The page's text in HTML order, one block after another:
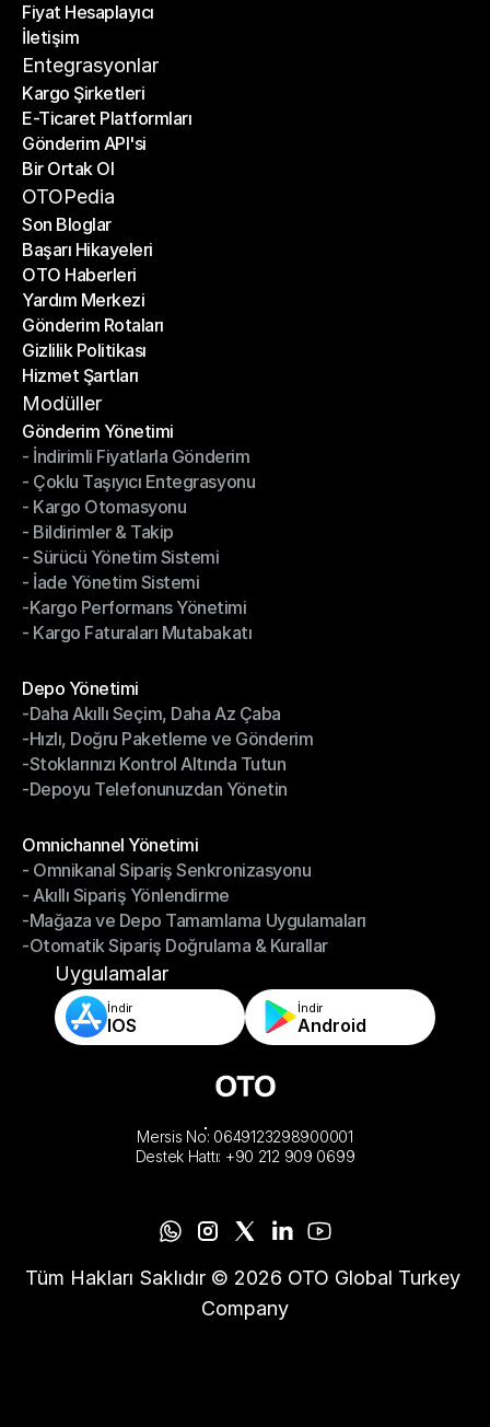
Planlar
Fiyat Hesaplayıcı
Fiyat Hesaplayıcı
İletişim
İletişim
Entegrasyonlar
Kargo Şirketleri
Kargo Şirketleri
E-Ticaret Platformları
E-Ticaret Platformları
Gönderim API'si
Gönderim API'si
Bir Ortak Ol
Bir Ortak Ol
OTOPedia
Son Bloglar
Son Bloglar
Başarı Hikayeleri
Başarı Hikayeleri
OTO Haberleri
OTO Haberleri
Yardım Merkezi
Yardım Merkezi
Gönderim Rotaları
Gönderim Rotaları
Gizlilik Politikası
Gizlilik Politikası
Hizmet Şartları
Hizmet Şartları
Modüller
Gönderim Yönetimi
Gönderim Yönetimi
- İndirimli Fiyatlarla Gönderim
- İndirimli Fiyatlarla Gönderim
- Çoklu Taşıyıcı Entegrasyonu
- Çoklu Taşıyıcı Entegrasyonu
- Kargo Otomasyonu
- Kargo Otomasyonu
- Bildirimler & Takip
- Bildirimler & Takip
- Sürücü Yönetim Sistemi
- Sürücü Yönetim Sistemi
- İade Yönetim Sistemi
- İade Yönetim Sistemi
-Kargo Performans Yönetimi
-Kargo Performans Yönetimi
- Kargo Faturaları Mutabakatı
Depo Yönetimi
Depo Yönetimi
-Daha Akıllı Seçim, Daha Az Çaba
-Daha Akıllı Seçim, Daha Az Çaba
-Hızlı, Doğru Paketleme ve Gönderim
-Hızlı, Doğru Paketleme ve Gönderim
-Stoklarınızı Kontrol Altında Tutun
-Stoklarınızı Kontrol Altında Tutun
-Depoyu Telefonunuzdan Yönetin
Omnichannel Yönetimi
Omnichannel Yönetimi
- Omnikanal Sipariş Senkronizasyonu
- Omnikanal Sipariş Senkronizasyonu
- Akıllı Sipariş Yönlendirme
- Akıllı Sipariş Yönlendirme
-Mağaza ve Depo Tamamlama Uygulamaları
-Mağaza ve Depo Tamamlama Uygulamaları
-Otomatik Sipariş Doğrulama & Kurallar
-Otomatik Sipariş Doğrulama & Kurallar
Uygulamalar
İndir
IOS
İndir
Android
Mersis No: 0649123298900001
Destek Hattı: +90 212 909 0699
Tüm Hakları Saklıdır © 2026 OTO Global Turkey
Company